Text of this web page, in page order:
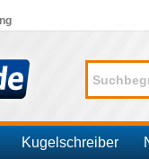
Kugelschreiber